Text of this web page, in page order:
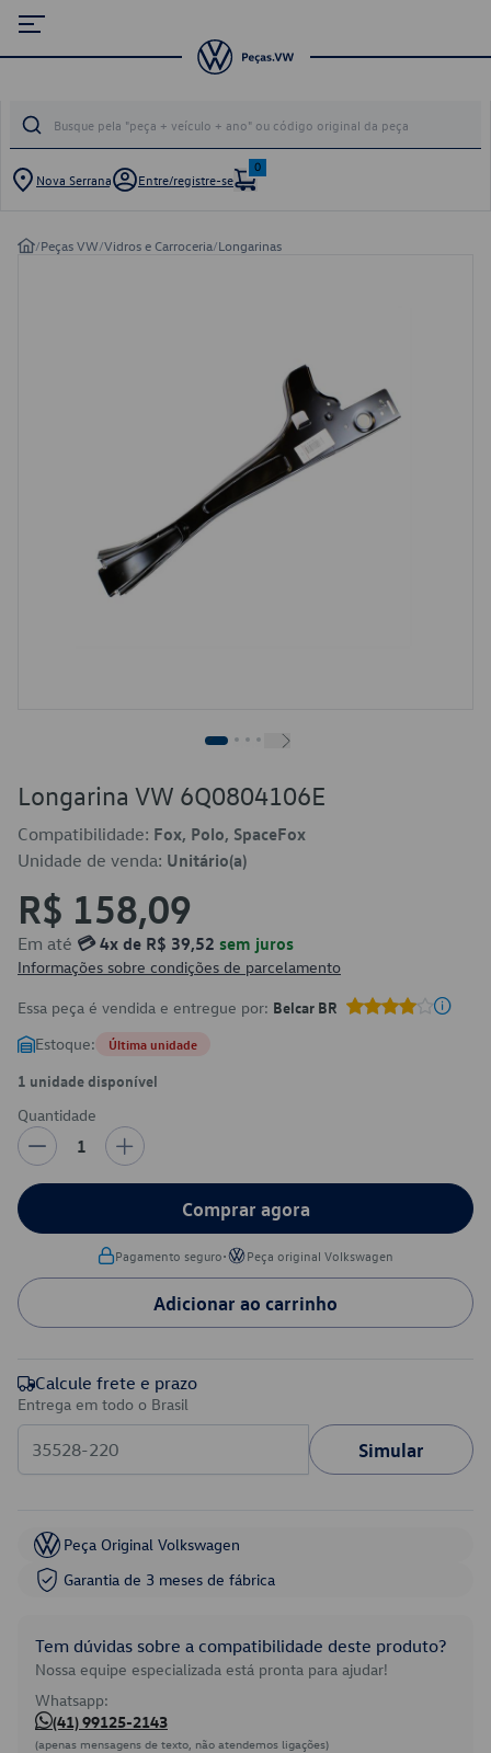
Nova Serrana Entre/registre-se
0
/Peças VW/Vidros e Carroceria/Longarinas
Longarina VW 6Q0804106E
Compatibilidade: Fox, Polo, SpaceFox
Unidade de venda: Unitário(a)
R$ 158,09
Em até 💳 4x de R$ 39,52 sem juros
Informações sobre condições de parcelamento
Essa peça é vendida e entregue por: Belcar BR
Estoque: Última unidade
1 unidade disponível
Quantidade
1
Comprar agora
Pagamento seguro• Peça original Volkswagen
Adicionar ao carrinho
Calcule frete e prazo
Entrega em todo o Brasil
Simular
Peça Original Volkswagen
Garantia de 3 meses de fábrica
Tem dúvidas sobre a compatibilidade deste produto?
Nossa equipe especializada está pronta para ajudar!
Whatsapp:
(41) 99125-2143
(apenas mensagens de texto, não atendemos ligações)